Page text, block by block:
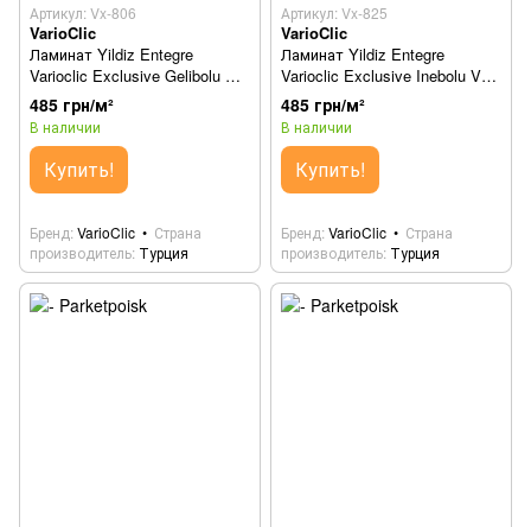
Артикул: Vx-806
VarioClic
Ламинат Yildiz Entegre
Varioclic Exclusive Gelibolu Vx-
806
485 грн/м²
В наличии
Купить!
Бренд VarioClic
Страна
производитель Турция
Артикул: Vx-825
VarioClic
Ламинат Yildiz Entegre
Varioclic Exclusive Inebolu Vx-
825
485 грн/м²
В наличии
Купить!
Бренд VarioClic
Страна
производитель Турция